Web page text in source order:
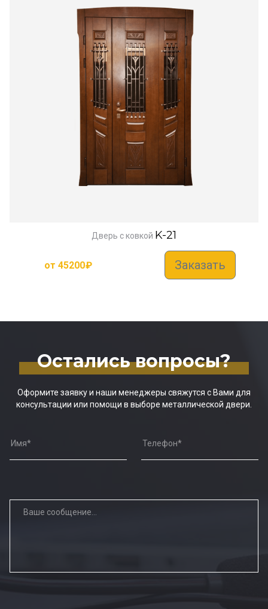
Дверь с ковкой K-21
от 45200₽ Заказать
Остались вопросы?
Оформите заявку и наши менеджеры свяжутся с Вами для
консультации или помощи в выборе металлической двери.